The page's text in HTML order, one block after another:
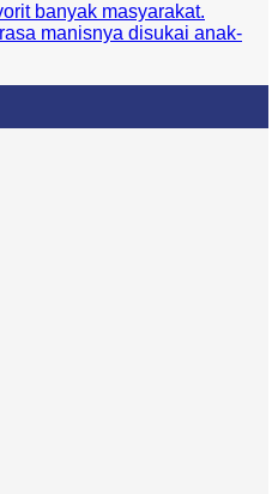
banyak masyarakat.
manisnya disukai anak-